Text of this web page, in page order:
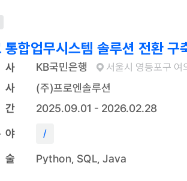
통합업무시스템 솔루션 전환 구
KB국민은행 서울시 영등포구 여
(주)프로엔솔루션
간
2025.09.01 - 2026.02.28
야
/
술 Python, SQL, Java